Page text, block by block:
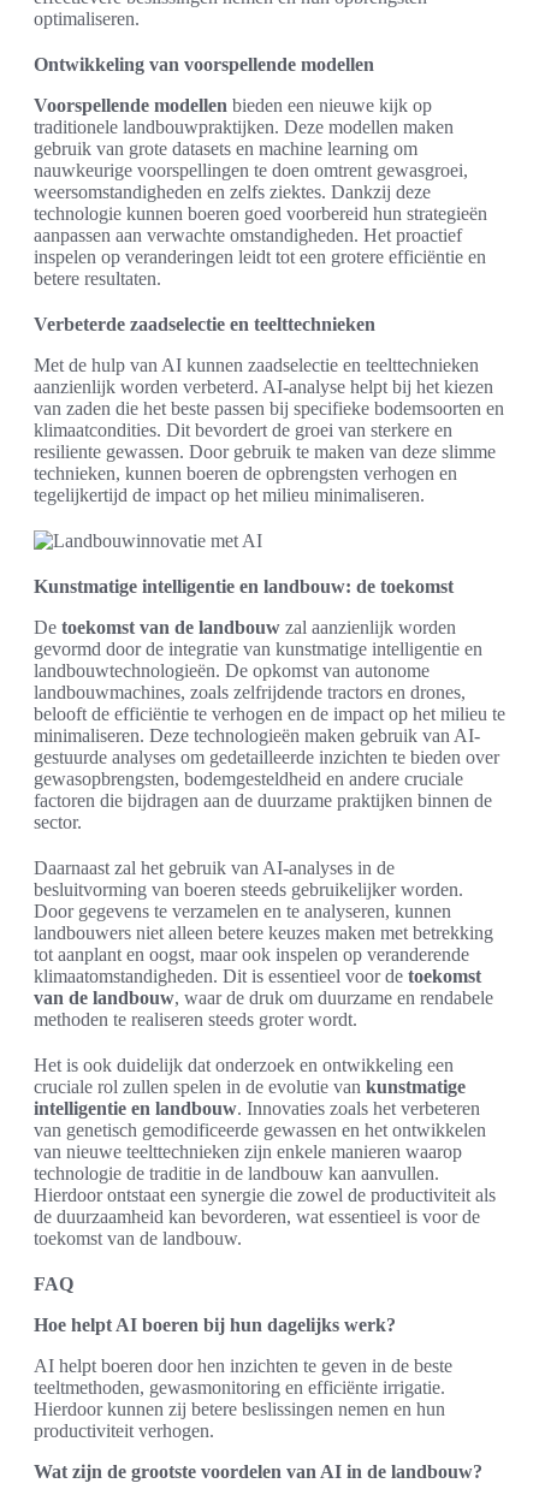
optimaliseren.
Ontwikkeling van voorspellende modellen
Voorspellende modellen bieden een nieuwe kijk op
traditionele landbouwpraktijken. Deze modellen maken
gebruik van grote datasets en machine learning om
nauwkeurige voorspellingen te doen omtrent gewasgroei,
weersomstandigheden en zelfs ziektes. Dankzij deze
technologie kunnen boeren goed voorbereid hun strategieën
aanpassen aan verwachte omstandigheden. Het proactief
inspelen op veranderingen leidt tot een grotere efficiëntie en
betere resultaten.
Verbeterde zaadselectie en teelttechnieken
Met de hulp van AI kunnen zaadselectie en teelttechnieken
aanzienlijk worden verbeterd. AI-analyse helpt bij het kiezen
van zaden die het beste passen bij specifieke bodemsoorten en
klimaatcondities. Dit bevordert de groei van sterkere en
resiliente gewassen. Door gebruik te maken van deze slimme
technieken, kunnen boeren de opbrengsten verhogen en
tegelijkertijd de impact op het milieu minimaliseren.
Kunstmatige intelligentie en landbouw: de toekomst
De toekomst van de landbouw zal aanzienlijk worden
gevormd door de integratie van kunstmatige intelligentie en
landbouwtechnologieën. De opkomst van autonome
landbouwmachines, zoals zelfrijdende tractors en drones,
belooft de efficiëntie te verhogen en de impact op het milieu te
minimaliseren. Deze technologieën maken gebruik van AI-
gestuurde analyses om gedetailleerde inzichten te bieden over
gewasopbrengsten, bodemgesteldheid en andere cruciale
factoren die bijdragen aan de duurzame praktijken binnen de
sector.
Daarnaast zal het gebruik van AI-analyses in de
besluitvorming van boeren steeds gebruikelijker worden.
Door gegevens te verzamelen en te analyseren, kunnen
landbouwers niet alleen betere keuzes maken met betrekking
tot aanplant en oogst, maar ook inspelen op veranderende
klimaatomstandigheden. Dit is essentieel voor de toekomst
van de landbouw, waar de druk om duurzame en rendabele
methoden te realiseren steeds groter wordt.
Het is ook duidelijk dat onderzoek en ontwikkeling een
cruciale rol zullen spelen in de evolutie van kunstmatige
intelligentie en landbouw. Innovaties zoals het verbeteren
van genetisch gemodificeerde gewassen en het ontwikkelen
van nieuwe teelttechnieken zijn enkele manieren waarop
technologie de traditie in de landbouw kan aanvullen.
Hierdoor ontstaat een synergie die zowel de productiviteit als
de duurzaamheid kan bevorderen, wat essentieel is voor de
toekomst van de landbouw.
FAQ
Hoe helpt AI boeren bij hun dagelijks werk?
AI helpt boeren door hen inzichten te geven in de beste
teeltmethoden, gewasmonitoring en efficiënte irrigatie.
Hierdoor kunnen zij betere beslissingen nemen en hun
productiviteit verhogen.
Wat zijn de grootste voordelen van AI in de landbouw?